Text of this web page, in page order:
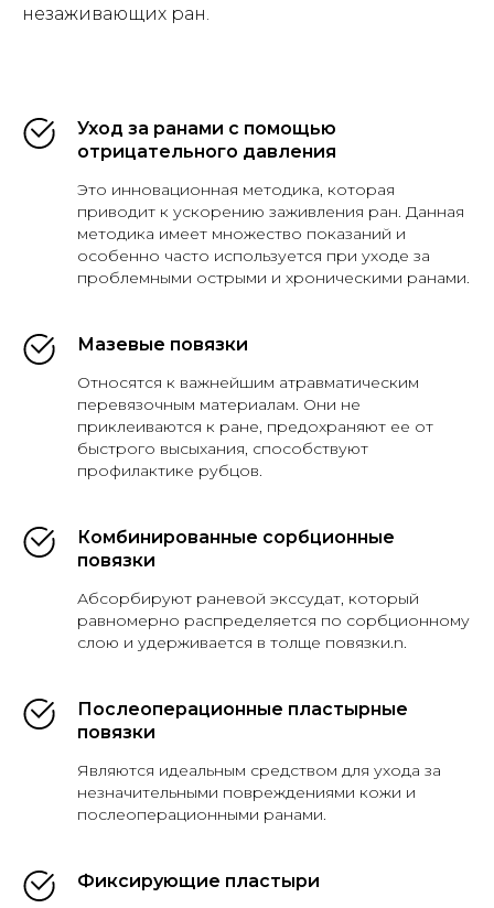
незаживающих ран.
Уход за ранами с помощью
отрицательного давления
Это инновационная методика, которая
приводит к ускорению заживления ран. Данная
методика имеет множество показаний и
особенно часто используется при уходе за
проблемными острыми и хроническими ранами.
Мазевые повязки
Относятся к важнейшим атравматическим
перевязочным материалам. Они не
приклеиваются к ране, предохраняют ее от
быстрого высыхания, способствуют
профилактике рубцов.
Комбинированные сорбционные
повязки
Абсорбируют раневой экссудат, который
равномерно распределяется по сорбционному
слою и удерживается в толще повязки.n.
Послеоперационные пластырные
повязки
Являются идеальным средством для ухода за
незначительными повреждениями кожи и
послеоперационными ранами.
Фиксирующие пластыри